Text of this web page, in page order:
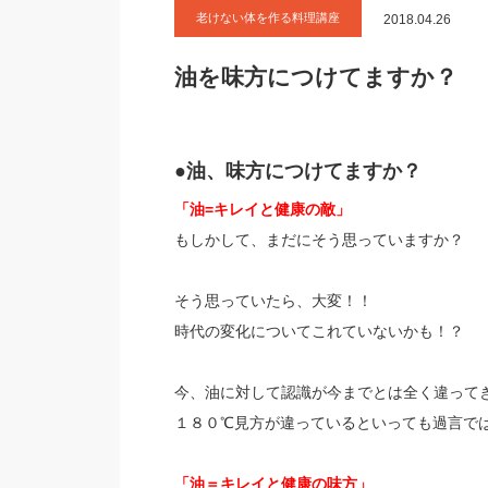
老けない体を作る料理講座 2018.04.26
油を味方につけてますか？
●油、味方につけてますか？
「油=キレイと健康の敵」
もしかして、まだにそう思っていますか？
そう思っていたら、大変！！
時代の変化についてこれていないかも！？
今、油に対して認識が今までとは全く違って
１８０℃見方が違っているといっても過言で
「油＝キレイと健康の味方」